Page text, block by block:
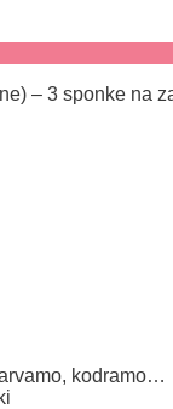
– 3 sponke na
kodramo…